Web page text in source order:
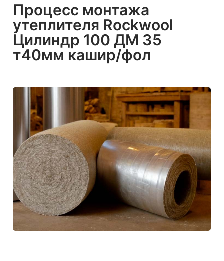
Процесс монтажа
утеплителя Rockwool
Цилиндр 100 ДМ 35
т40мм кашир/фол